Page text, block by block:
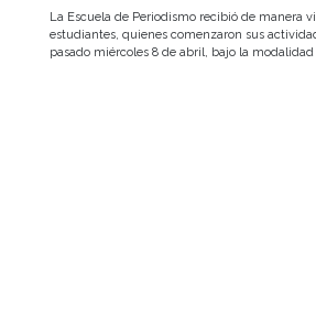
La Escuela de Periodismo recibió de manera
estudiantes, quienes comenzaron sus
pasado miércoles 8 de abril, bajo la